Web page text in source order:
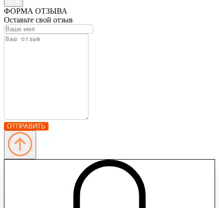
ФОРМА ОТЗЫВА
Оставьте свой отзыв
ОТПРАВИТЬ